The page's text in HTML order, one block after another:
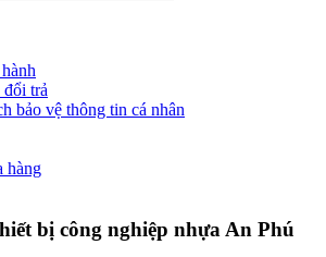
trả
bảo vệ thông tin cá nhân
hàng
bị công nghiệp nhựa An Phú